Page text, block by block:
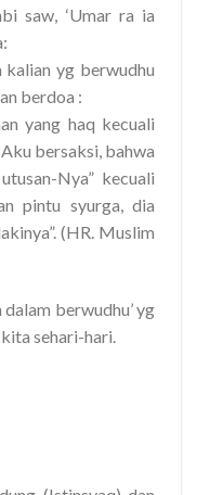
saw, ‘Umar ra ia
kalian yg berwudhu
berdoa :
yang haq kecuali
bersaksi, bahwa
Nya” kecuali
pintu syurga, dia
(HR. Muslim
berwudhu’ yg
sehari-hari.